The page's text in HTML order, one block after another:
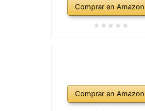
Comprar en Amazon
Comprar en Amazon